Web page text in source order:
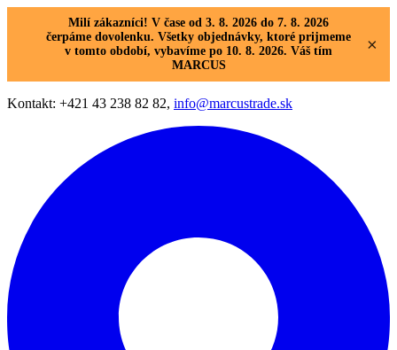
Milí zákazníci! V čase od 3. 8. 2026 do 7. 8. 2026
čerpáme dovolenku. Všetky objednávky, ktoré prijmeme
v tomto období, vybavíme po 10. 8. 2026. Váš tím
MARCUS
×
Kontakt: +421 43 238 82 82, info@marcustrade.sk